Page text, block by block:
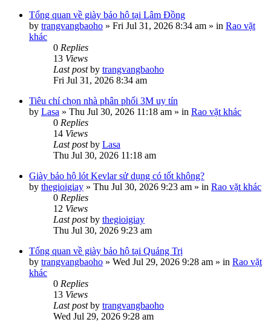
Tổng quan về giày bảo hộ tại Lâm Đồng
by trangvangbaoho » Fri Jul 31, 2026 8:34 am » in Rao vặt
khác
0 Replies
13 Views
Last postby trangvangbaoho
Fri Jul 31, 2026 8:34 am
Tiêu chí chọn nhà phân phối 3M uy tín
by Lasa » Thu Jul 30, 2026 11:18 am » in Rao vặt khác
0 Replies
14 Views
Last postby Lasa
Thu Jul 30, 2026 11:18 am
Giày bảo hộ lót Kevlar sử dụng có tốt không?
by thegioigiay » Thu Jul 30, 2026 9:23 am » in Rao vặt khác
0 Replies
12 Views
Last postby thegioigiay
Thu Jul 30, 2026 9:23 am
Tổng quan về giày bảo hộ tại Quảng Trị
by trangvangbaoho » Wed Jul 29, 2026 9:28 am » in Rao vặt
khác
0 Replies
13 Views
Last postby trangvangbaoho
Wed Jul 29, 2026 9:28 am